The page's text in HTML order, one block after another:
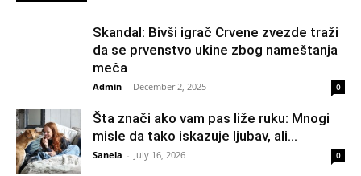
Skandal: Bivši igrač Crvene zvezde traži
da se prvenstvo ukine zbog nameštanja
meča
Admin - December 2, 2025 0
Šta znači ako vam pas liže ruku: Mnogi
misle da tako iskazuje ljubav, ali...
Sanela - July 16, 2026 0